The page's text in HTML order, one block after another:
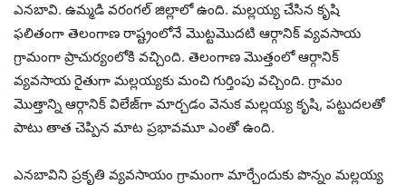
ఎనబావి. ఉమ్మడి వరంగల్ జిల్లాలో ఉంది. మల్లయ్య చేసిన కృషి
ఫలితంగా తెలంగాణ రాష్ట్రంలోనే మొట్టమొదటి ఆర్గానిక్‌ వ్యవసాయ
గ్రామంగా ప్రాచుర్యంలోకి వచ్చింది. తెలంగాణ మొత్తంలో ఆర్గానిక్‌
వ్యవసాయ రైతుగా మల్లయ్యకు మంచి గుర్తింపు వచ్చింది. గ్రామం
మొత్తాన్ని ఆర్గానిక్‌ విలేజ్‌గా మార్చడం వెనుక మల్లయ్య కృషి, పట్టుదలతో
పాటు తాత చెప్పిన మాట ప్రభావమూ ఎంతో ఉంది.
ఎనబావిని ప్రకృతి వ్యవసాయం గ్రామంగా మార్చేందుకు పొన్నం మల్లయ్య